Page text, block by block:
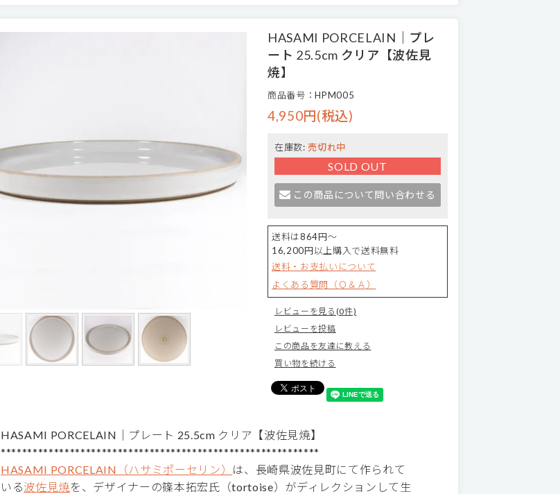
HASAMI PORCELAIN｜プレ
ート 25.5cm クリア【波佐見
焼】
商品番号：HPM005
4,950円(税込)
在庫数: 売切れ中
SOLD OUT
この商品について問い合わせる
送料は864円～
16,200円以上購入で送料無料
送料・お支払いについて
よくある質問（Ｑ＆Ａ）
レビューを見る(0件)
レビューを投稿
この商品を友達に教える
買い物を続ける
HASAMI PORCELAIN｜プレート 25.5cm クリア【波佐見焼】
************************************************************
HASAMI PORCELAIN（ハサミポーセリン） は、長崎県波佐見町にて作られて
いる波佐見焼を、デザイナーの篠本拓宏氏（tortoise）がディレクションして生